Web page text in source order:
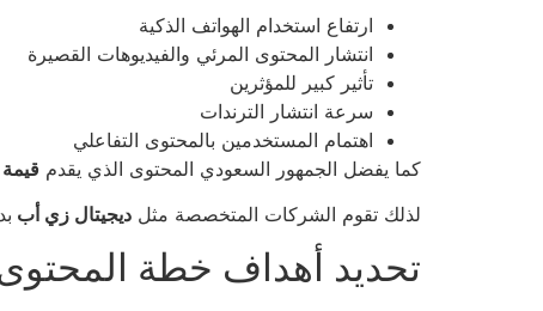
ارتفاع استخدام الهواتف الذكية
انتشار المحتوى المرئي والفيديوهات القصيرة
تأثير كبير للمؤثرين
سرعة انتشار الترندات
اهتمام المستخدمين بالمحتوى التفاعلي
كما يفضل الجمهور السعودي المحتوى الذي يقدم
لذلك تقوم الشركات المتخصصة مثل ديجيتال زي أب
تحديد أهداف خطة